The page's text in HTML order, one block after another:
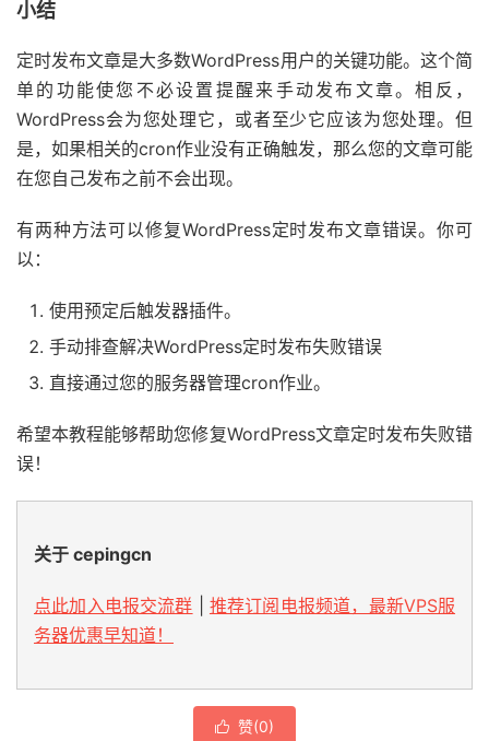
小结
定时发布文章是大多数WordPress用户的关键功能。这个简
单的功能使您不必设置提醒来手动发布文章。相反，
WordPress会为您处理它，或者至少它应该为您处理。但
是，如果相关的cron作业没有正确触发，那么您的文章可能
在您自己发布之前不会出现。
有两种方法可以修复WordPress定时发布文章错误。你可
以：
使用预定后触发器插件。
手动排查解决WordPress定时发布失败错误
直接通过您的服务器管理cron作业。
希望本教程能够帮助您修复WordPress文章定时发布失败错
误！
关于 cepingcn
点此加入电报交流群
推荐订阅电报频道，最新VPS服
务器优惠早知道！
 赞(0)